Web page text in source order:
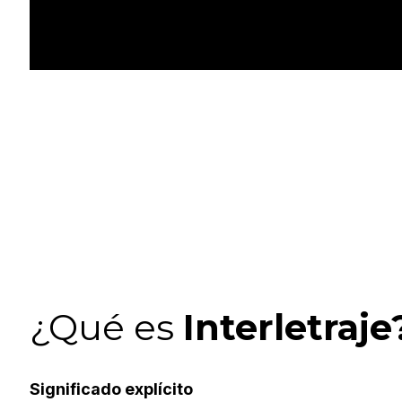
¿Qué es
Significado explícito